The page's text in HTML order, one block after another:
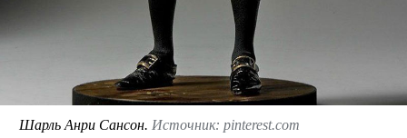
Шарль Анри Сансон. Источник: pinterest.com